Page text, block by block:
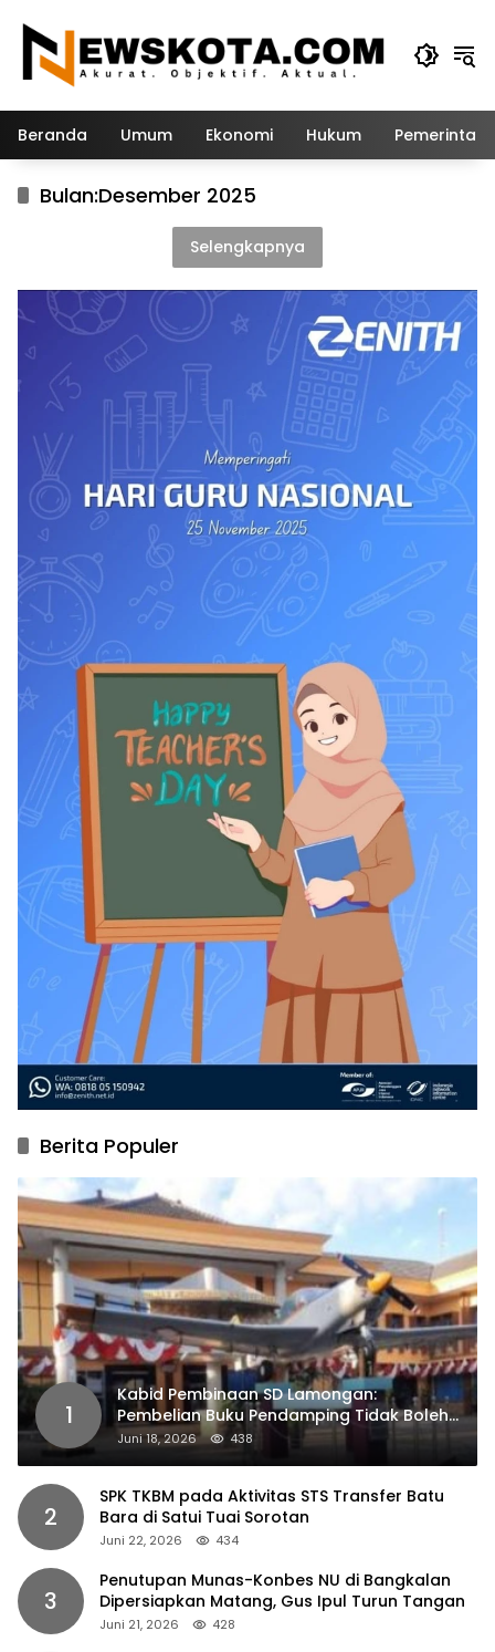
konten
Beranda Umum Ekonomi Hukum
Bulan:Desember 2025
Selengkapnya
Berita Populer
1
Kabid Pembinaan SD Lamongan:
Pembelian Buku Pendamping Tidak Boleh
Dipaksakan
Juni 18, 2026 438
2
SPK TKBM pada Aktivitas STS Transfer Batu
Bara di Satui Tuai Sorotan
Juni 22, 2026 434
3
Penutupan Munas-Konbes NU di Bangkalan
Dipersiapkan Matang, Gus Ipul Turun Tangan
Juni 21, 2026 428